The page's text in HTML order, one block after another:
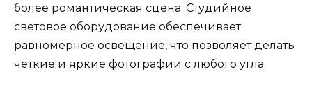
более романтическая сцена. Студийное
световое оборудование обеспечивает
равномерное освещение, что позволяет делать
четкие и яркие фотографии с любого угла.